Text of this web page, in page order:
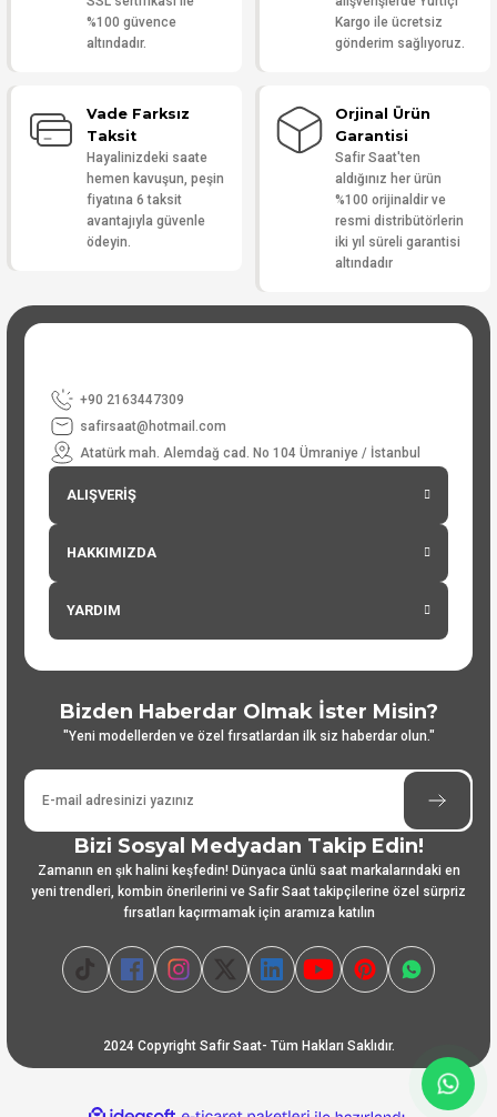
%100 güvence
altındadır.
Kargo ile ücretsiz
gönderim sağlıyoruz.
Vade Farksız
Taksit
Hayalinizdeki saate
hemen kavuşun, peşin
fiyatına 6 taksit
avantajıyla güvenle
ödeyin.
Orjinal Ürün
Garantisi
Safir Saat'ten
aldığınız her ürün
%100 orijinaldir ve
resmi distribütörlerin
iki yıl süreli garantisi
altındadır
+90 2163447309
safirsaat@hotmail.com
Atatürk mah. Alemdağ cad. No 104 Ümraniye / İstanbul
ALIŞVERİŞ
HAKKIMIZDA
YARDIM
Bizden Haberdar Olmak İster Misin?
"Yeni modellerden ve özel fırsatlardan ilk siz haberdar olun."
Bizi Sosyal Medyadan Takip Edin!
Zamanın en şık halini keşfedin! Dünyaca ünlü saat markalarındaki en
yeni trendleri, kombin önerilerini ve Safir Saat takipçilerine özel sürpriz
fırsatları kaçırmamak için aramıza katılın
2024 Copyright Safir Saat- Tüm Hakları Saklıdır.